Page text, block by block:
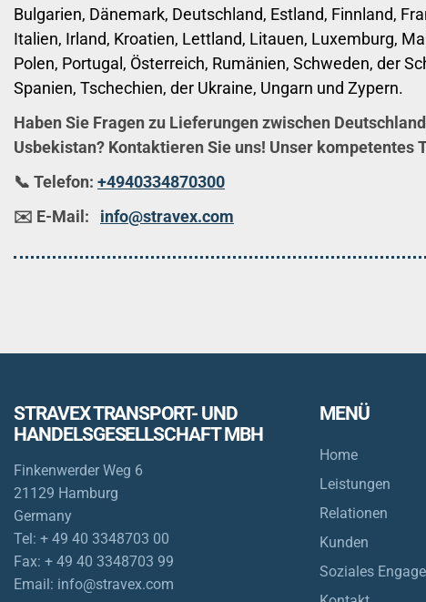
Bulgarien, Dänemark, Deutschland, Estland, Finnland,
Italien, Irland, Kroatien, Lettland, Litauen, Luxemburg,
Polen, Portugal, Österreich, Rumänien, Schweden, der
Spanien, Tschechien, der Ukraine, Ungarn und Zypern.
Haben Sie Fragen zu Lieferungen zwischen
Usbekistan? Kontaktieren Sie uns! Unser kompetentes
📞 Telefon: +4940334870300
✉️ E-Mail: info@stravex.com
STRAVEX TRANSPORT- UND
HANDELSGESELLSCHAFT MBH
Finkenwerder Weg 6
21129 Hamburg
Germany
Tel: + 49 40 3348703 00
Fax: + 49 40 3348703 99
Email: info@stravex.com
MENÜ
Home
Leistungen
Relationen
Kunden
Soziales